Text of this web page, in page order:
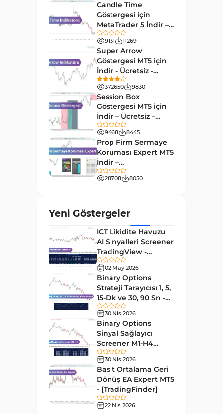
Risk Yönetimi Tradingview
Göstergeleri
Para Yönetimi TradingView
Göstergeleri
TradingView için RSI
Göstergeleri
Day Trading Tradingview
Göstergeleri
Likidite Tradingview
Göstergeleri
Osilatörler TradingView
Göstergeleri
8
Döngüler Tradingview
Tradingview Göstergeler
Forward Tradingview
Göstergeleri
32
TradingView’te Desen Tanıma
Göstergeleri
Scalping Tradingview
Göstergeleri
37
ICT TradingView Göstergeleri
Sinyal ve Tahmin Tradingview
Göstergeleri
TradingView için Zigzag
Göstergeleri
Hızlı Scalper Tradingview
Candle Time
Göstergesi için
MetaTrader 5 İndir –
[TradingFinder]
9131 11269
Super Arrow
Göstergesi MT5 için
İndir - Ücretsiz -
[Trading Finder]
372650 9830
Session Box
Göstergesi MT5 için
İndir – Ücretsiz –
TradingFinder
9468 8445
Prop Firm Sermaye
Koruması Expert MT5
İndir –
[TradingFinder]
28708 8050
Yeni Göstergeler
ICT Likidite Havuzu
AI Sinyalleri Screener
TradingView -
[TradingFinder]
Ücretsiz
02 May 2026
Binary Options
Strateji Tarayıcısı 1, 5,
15-Dk ve 30, 90 Sn -
[TradingFinder]
30 Nis 2026
Binary Options
Sinyal Sağlayıcı
Screener M1-H4
TradingView -
[TradingFinder]
30 Nis 2026
Basit Ortalama Geri
Dönüş EA Expert MT5
- [TradingFinder]
22 Nis 2026